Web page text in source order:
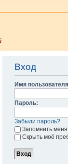
Вход
Имя
Пароль:
Забыли пароль?
Запомнить меня
Скрыть моё